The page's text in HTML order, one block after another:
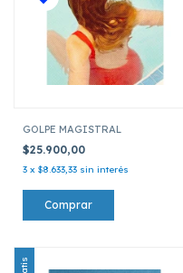
GOLPE MAGISTRAL
$25.900,00
3 x $8.633,33 sin interés